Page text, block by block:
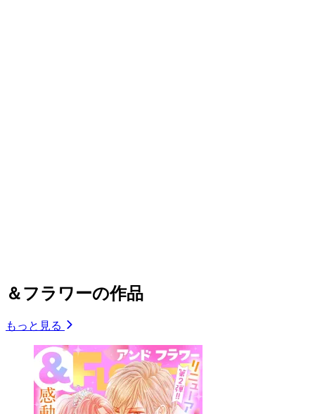
＆フラワーの作品
もっと見る